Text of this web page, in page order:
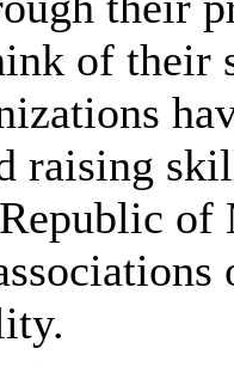
of
raising
of